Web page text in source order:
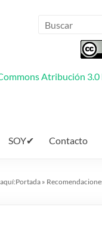
Atribución 3.0
SOY✔ Contacto
Portada »